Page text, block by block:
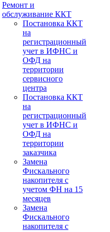
Ремонт и
обслуживание ККТ
Постановка ККТ
на
регистрационный
учет в ИФНС и
ОФД на
территории
сервисного
центра
Постановка ККТ
на
регистрационный
учет в ИФНС и
ОФД на
территории
заказчика
Замена
Фискального
накопителя с
учетом ФН на 15
месяцев
Замена
Фискального
накопителя с